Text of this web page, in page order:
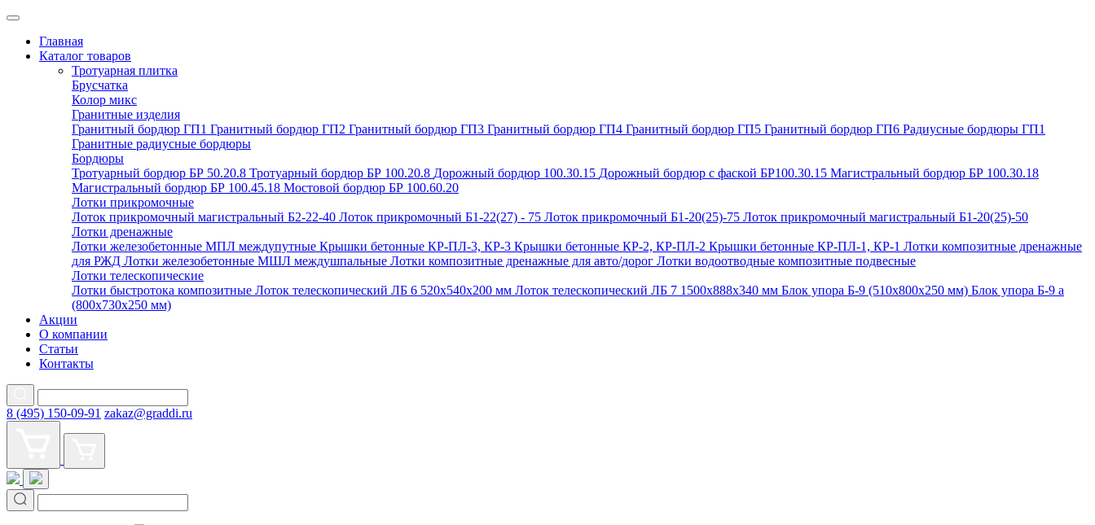
Главная
Каталог товаров
Тротуарная плитка
Брусчатка
Колор микс
Гранитные изделия
Гранитный бордюр ГП1 Гранитный бордюр ГП2 Гранитный бордюр ГП3 Гранитный бордюр ГП4 Гранитный бордюр ГП5 Гранитный бордюр ГП6 Радиусные бордюры ГП1
Гранитные радиусные бордюры
Бордюры
Тротуарный бордюр БР 50.20.8 Тротуарный бордюр БР 100.20.8 Дорожный бордюр 100.30.15 Дорожный бордюр с фаской БР100.30.15 Магистральный бордюр БР 100.30.18
Магистральный бордюр БР 100.45.18 Мостовой бордюр БР 100.60.20
Лотки прикромочные
Лоток прикромочный магистральный Б2-22-40 Лоток прикромочный Б1-22(27) - 75 Лоток прикромочный Б1-20(25)-75 Лоток прикромочный магистральный Б1-20(25)-50
Лотки дренажные
Лотки железобетонные МПЛ междупутные Крышки бетонные КР-ПЛ-3, КР-3 Крышки бетонные КР-2, КР-ПЛ-2 Крышки бетонные КР-ПЛ-1, КР-1 Лотки композитные дренажные
для РЖД Лотки железобетонные МШЛ междушпальные Лотки композитные дренажные для авто/дорог Лотки водоотводные композитные подвесные
Лотки телескопические
Лотки быстротока композитные Лоток телескопический ЛБ 6 520х540х200 мм Лоток телескопический ЛБ 7 1500х888х340 мм Блок упора Б-9 (510х800х250 мм) Блок упора Б-9 а
(800х730х250 мм)
Акции
О компании
Статьи
Контакты
8 (495) 150-09-91 zakaz@graddi.ru